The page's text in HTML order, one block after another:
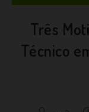
Três
Técnico